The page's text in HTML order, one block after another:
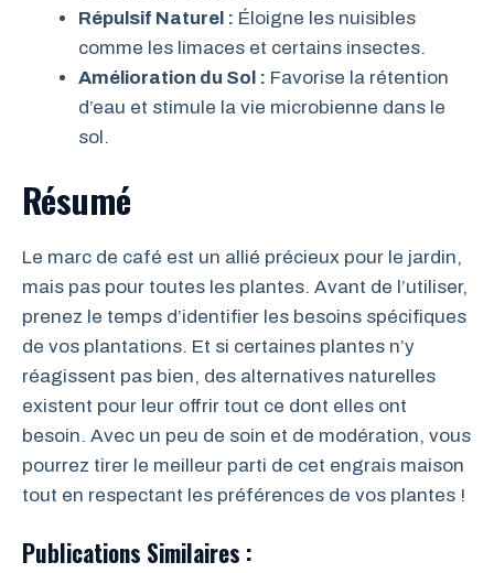
Répulsif Naturel : Éloigne les nuisibles
comme les limaces et certains insectes.
Amélioration du Sol : Favorise la rétention
d’eau et stimule la vie microbienne dans le
sol.
Résumé
Le marc de café est un allié précieux pour le jardin,
mais pas pour toutes les plantes. Avant de l’utiliser,
prenez le temps d’identifier les besoins spécifiques
de vos plantations. Et si certaines plantes n’y
réagissent pas bien, des alternatives naturelles
existent pour leur offrir tout ce dont elles ont
besoin. Avec un peu de soin et de modération, vous
pourrez tirer le meilleur parti de cet engrais maison
tout en respectant les préférences de vos plantes !
Publications Similaires :